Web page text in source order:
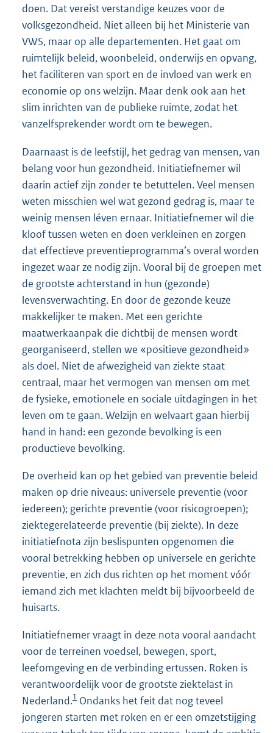
doen. Dat vereist verstandige keuzes voor de
volksgezondheid. Niet alleen bij het Ministerie van
VWS, maar op alle departementen. Het gaat om
ruimtelijk beleid, woonbeleid, onderwijs en opvang,
het faciliteren van sport en de invloed van werk en
economie op ons welzijn. Maar denk ook aan het
slim inrichten van de publieke ruimte, zodat het
vanzelfsprekender wordt om te bewegen.
Daarnaast is de leefstijl, het gedrag van mensen, van
belang voor hun gezondheid. Initiatiefnemer wil
daarin actief zijn zonder te betuttelen. Veel mensen
weten misschien wel wat gezond gedrag is, maar te
weinig mensen léven ernaar. Initiatiefnemer wil die
kloof tussen weten en doen verkleinen en zorgen
dat effectieve preventieprogramma’s overal worden
ingezet waar ze nodig zijn. Vooral bij de groepen met
de grootste achterstand in hun (gezonde)
levensverwachting. En door de gezonde keuze
makkelijker te maken. Met een gerichte
maatwerkaanpak die dichtbij de mensen wordt
georganiseerd, stellen we «positieve gezondheid»
als doel. Niet de afwezigheid van ziekte staat
centraal, maar het vermogen van mensen om met
de fysieke, emotionele en sociale uitdagingen in het
leven om te gaan. Welzijn en welvaart gaan hierbij
hand in hand: een gezonde bevolking is een
productieve bevolking.
De overheid kan op het gebied van preventie beleid
maken op drie niveaus: universele preventie (voor
iedereen); gerichte preventie (voor risicogroepen);
ziektegerelateerde preventie (bij ziekte). In deze
initiatiefnota zijn beslispunten opgenomen die
vooral betrekking hebben op universele en gerichte
preventie, en zich dus richten op het moment vóór
iemand zich met klachten meldt bij bijvoorbeeld de
huisarts.
Initiatiefnemer vraagt in deze nota vooral aandacht
voor de terreinen voedsel, bewegen, sport,
leefomgeving en de verbinding ertussen. Roken is
verantwoordelijk voor de grootste ziektelast in
Nederland.1 Ondanks het feit dat nog teveel
jongeren starten met roken en er een omzetstijging